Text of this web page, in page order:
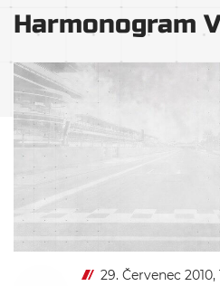
Harmonogram
29. Červenec 2010,